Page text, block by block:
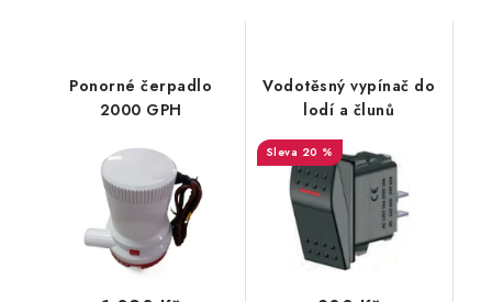
Ponorné čerpadlo
2000 GPH
Vodotěsný vypínač do
lodí a člunů
20 %